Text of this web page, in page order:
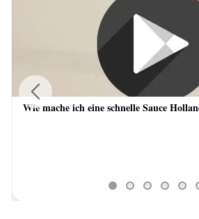
Wie mache ich eine schnelle Sauce
Previous